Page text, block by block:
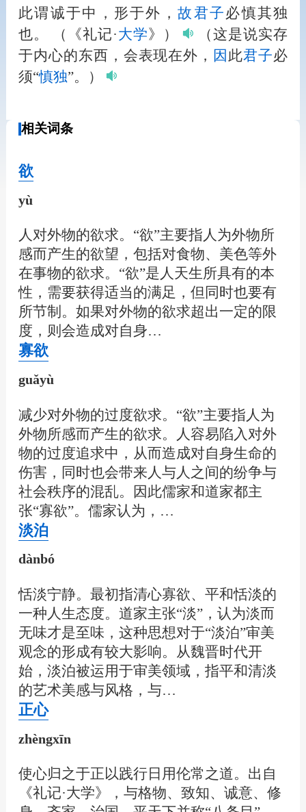
此谓诚于中，形于外，故君子必慎其独
也。
（《礼记·大学》）
（这是说实存
于内心的东西，会表现在外， 因 此君子必
须“慎独”。）
相关词条
欲
yù
人对外物的欲求。“欲”主要指人为外物所
感而产生的欲望，包括对食物、美色等外
在事物的欲求。“欲”是人天生所具有的本
性，需要获得适当的满足，但同时也要有
所节制。如果对外物的欲求超出一定的限
度，则会造成对自身…
寡欲
guǎyù
减少对外物的过度欲求。“欲”主要指人为
外物所感而产生的欲求。人容易陷入对外
物的过度追求中，从而造成对自身生命的
伤害，同时也会带来人与人之间的纷争与
社会秩序的混乱。因此儒家和道家都主
张“寡欲”。儒家认为，…
淡泊
dànbó
恬淡宁静。最初指清心寡欲、平和恬淡的
一种人生态度。道家主张“淡”，认为淡而
无味才是至味，这种思想对于“淡泊”审美
观念的形成有较大影响。从魏晋时代开
始，淡泊被运用于审美领域，指平和清淡
的艺术美感与风格，与…
正心
zhèngxīn
使心归之于正以践行日用伦常之道。出自
《礼记·大学》，与格物、致知、诚意、修